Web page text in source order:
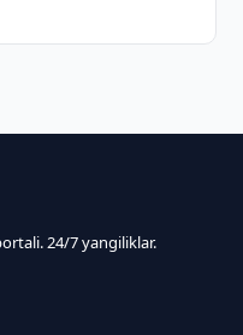
24/7 yangiliklar.